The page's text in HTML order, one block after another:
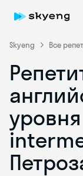
Skyeng Все
уровня
online